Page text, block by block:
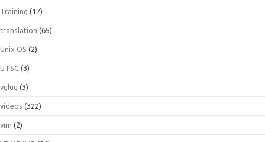
Training (17)
translation (65)
Unix OS (2)
UTSC (3)
vglug (3)
videos (322)
vim (2)